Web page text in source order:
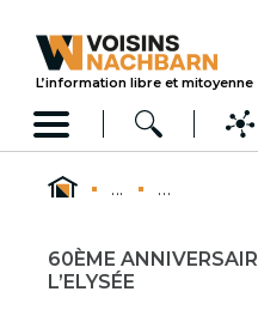
L’information libre et mitoyenne
... ...
60ÈME
L’ELYSÉE